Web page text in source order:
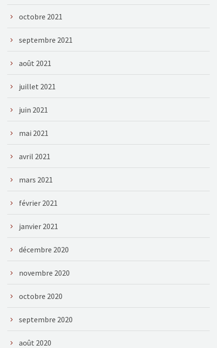
octobre 2021
septembre 2021
août 2021
juillet 2021
juin 2021
mai 2021
avril 2021
mars 2021
février 2021
janvier 2021
décembre 2020
novembre 2020
octobre 2020
septembre 2020
août 2020